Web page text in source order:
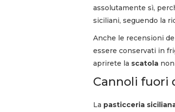
assolutamente sì,
siciliani, seguendo la
Anche le recensioni
essere conservati in
aprirete la scatola
Cannoli fuori
La pasticceria